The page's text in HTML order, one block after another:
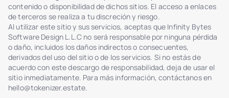
contenido o disponibilidad de dichos sitios. El acceso a enlaces
de terceros se realiza a tu discreción y riesgo.
Al utilizar este sitio y sus servicios, aceptas que Infinity Bytes
Software Design L.L.C no será responsable por ninguna pérdida
o daño, incluidos los daños indirectos o consecuentes,
derivados del uso del sitio o de los servicios. Si no estás de
acuerdo con este descargo de responsabilidad, deja de usar el
sitio inmediatamente. Para más información, contáctanos en
hello@tokenizer.estate.